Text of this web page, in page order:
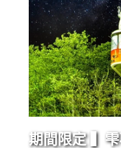
期間限定 ▍雫